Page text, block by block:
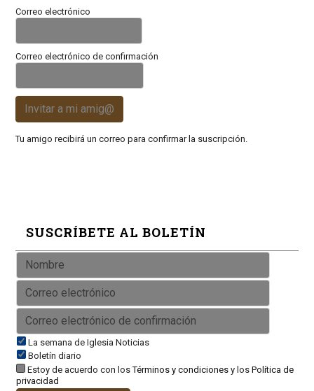
Correo electrónico
Correo electrónico de confirmación
Invitar a mi amig@
Tu amigo recibirá un correo para confirmar la suscripción.
SUSCRÍBETE AL BOLETÍN
La semana de Iglesia Noticias
Boletín diario
Estoy de acuerdo con losTérminos y condicionesy los Política de
privacidad